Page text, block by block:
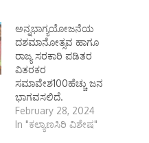
ಅನ್ನಭಾಗ್ಯಯೋಜನೆಯ
ದಶಮಾನೋತ್ಸವ ಹಾಗೂ
ರಾಜ್ಯ ಸರಕಾರಿ ಪಡಿತರ
ವಿತರಕರ
ಸಮಾವೇಶ100ಹೆಚ್ಚು ಜನ
ಭಾಗವಸಲಿದೆ.
February 28, 2024
In "ಕಲ್ಯಾಣಸಿರಿ ವಿಶೇಷ"